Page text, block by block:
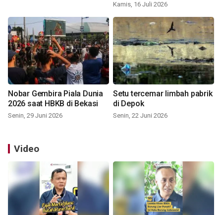
Kamis, 16 Juli 2026
Nobar Gembira Piala Dunia
2026 saat HBKB di Bekasi
Senin, 29 Juni 2026
Setu tercemar limbah pabrik
di Depok
Senin, 22 Juni 2026
Video